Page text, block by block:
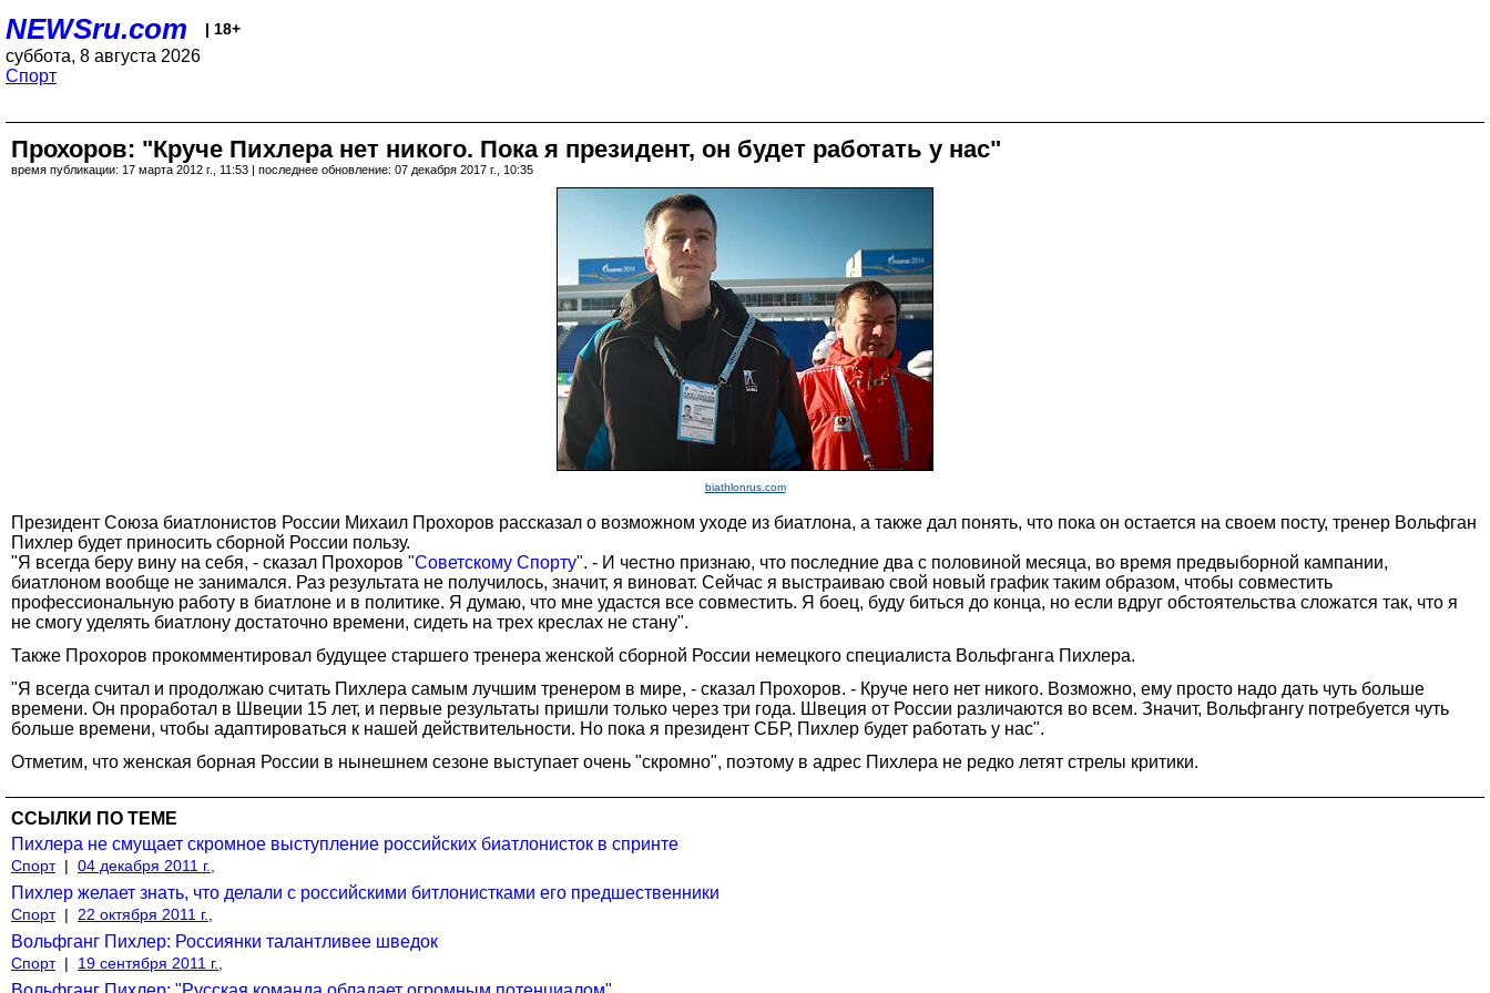
NEWSru.com | 18+
суббота, 8 августа 2026
Спорт
Прохоров: "Круче Пихлера нет никого. Пока я президент, он будет работать у нас"
время публикации: 17 марта 2012 г., 11:53 | последнее обновление: 07 декабря 2017 г., 10:35
biathlonrus.com
Президент Союза биатлонистов России Михаил Прохоров рассказал о возможном уходе из биатлона, а также дал понять, что пока он остается на своем посту, тренер Вольфган
Пихлер будет приносить сборной России пользу.
"Я всегда беру вину на себя, - сказал Прохоров "Советскому Спорту". - И честно признаю, что последние два с половиной месяца, во время предвыборной кампании,
биатлоном вообще не занимался. Раз результата не получилось, значит, я виноват. Сейчас я выстраиваю свой новый график таким образом, чтобы совместить
профессиональную работу в биатлоне и в политике. Я думаю, что мне удастся все совместить. Я боец, буду биться до конца, но если вдруг обстоятельства сложатся так, что я
не смогу уделять биатлону достаточно времени, сидеть на трех креслах не стану".
Также Прохоров прокомментировал будущее старшего тренера женской сборной России немецкого специалиста Вольфганга Пихлера.
"Я всегда считал и продолжаю считать Пихлера самым лучшим тренером в мире, - сказал Прохоров. - Круче него нет никого. Возможно, ему просто надо дать чуть больше
времени. Он проработал в Швеции 15 лет, и первые результаты пришли только через три года. Швеция от России различаются во всем. Значит, Вольфгангу потребуется чуть
больше времени, чтобы адаптироваться к нашей действительности. Но пока я президент СБР, Пихлер будет работать у нас".
Отметим, что женская борная России в нынешнем сезоне выступает очень "скромно", поэтому в адрес Пихлера не редко летят стрелы критики.
ССЫЛКИ ПО ТЕМЕ
Пихлера не смущает скромное выступление российских биатлонисток в спринте
Спорт | 04 декабря 2011 г.,
Пихлер желает знать, что делали с российскими битлонистками его предшественники
Спорт | 22 октября 2011 г.,
Вольфганг Пихлер: Россиянки талантливее шведок
Спорт | 19 сентября 2011 г.,